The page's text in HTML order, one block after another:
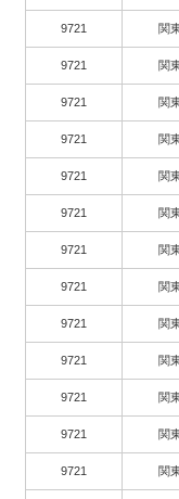
9721 関
9721 関
9721 関
9721 関
9721 関
9721 関
9721 関
9721 関
9721 関
9721 関
9721 関
9721 関
9721 関